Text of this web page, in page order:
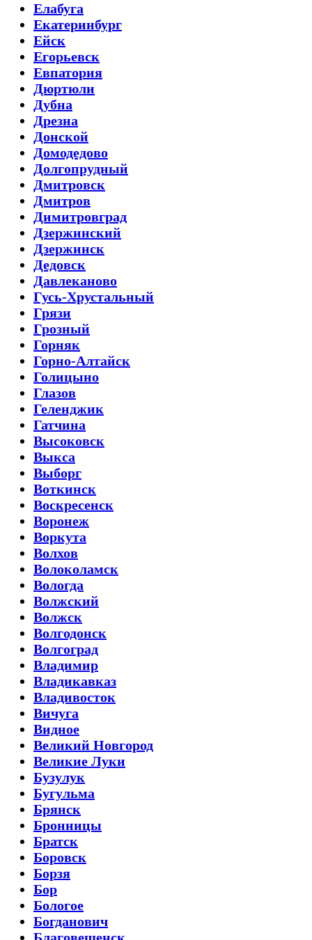
Елабуга
Екатеринбург
Ейск
Егорьевск
Евпатория
Дюртюли
Дубна
Дрезна
Донской
Домодедово
Долгопрудный
Дмитровск
Дмитров
Димитровград
Дзержинский
Дзержинск
Дедовск
Давлеканово
Гусь-Хрустальный
Грязи
Грозный
Горняк
Горно-Алтайск
Голицыно
Глазов
Геленджик
Гатчина
Высоковск
Выкса
Выборг
Воткинск
Воскресенск
Воронеж
Воркута
Волхов
Волоколамск
Вологда
Волжский
Волжск
Волгодонск
Волгоград
Владимир
Владикавказ
Владивосток
Вичуга
Видное
Великий Новгород
Великие Луки
Бузулук
Бугульма
Брянск
Бронницы
Братск
Боровск
Борзя
Бор
Бологое
Богданович
Благовещенск